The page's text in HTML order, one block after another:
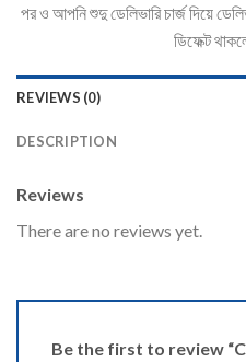
পর ও আপনি শুদু ডেলিভারি চার্জ দিয়ে
ডিফেক্ট
REVIEWS (0)
DESCRIPTION
Reviews
There are no reviews yet.
Be the first to review